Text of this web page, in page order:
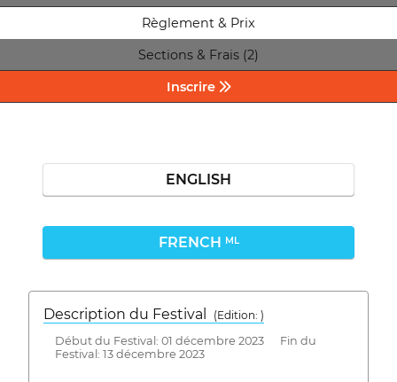
Règlement & Prix
Sections & Frais (2)
Inscrire
ENGLISH
FRENCH ML
Description du Festival
( Edition: )
Début du Festival: 01 décembre 2023 Fin du
Festival: 13 décembre 2023